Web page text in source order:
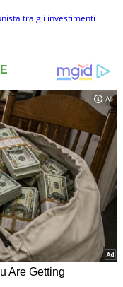
tra gli investimenti